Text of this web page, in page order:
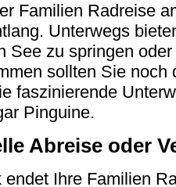
Familien Radreise
Unterwegs
See zu springen
sollten Sie
faszinierende
Pinguine.
Abreise oder
Ihre Familien